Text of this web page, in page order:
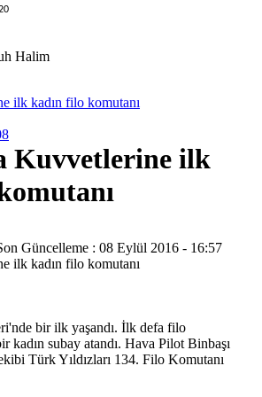
ilk kadın filo komutanı
Kuvvetlerine ilk
Güncelleme : 08 Eylül 2016 - 16:57
ilk kadın filo komutanı
bir ilk yaşandı. İlk defa filo
kadın subay atandı. Hava Pilot Binbaşı
Türk Yıldızları 134. Filo Komutanı